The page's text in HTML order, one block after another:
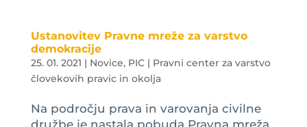
Ustanovitev Pravne mreže za varstvo
demokracije
25. 01. 2021 | Novice, PIC | Pravni center za varstvo
človekovih pravic in okolja
Na področju prava in varovanja civilne
družbe je nastala pobuda Pravna mreža